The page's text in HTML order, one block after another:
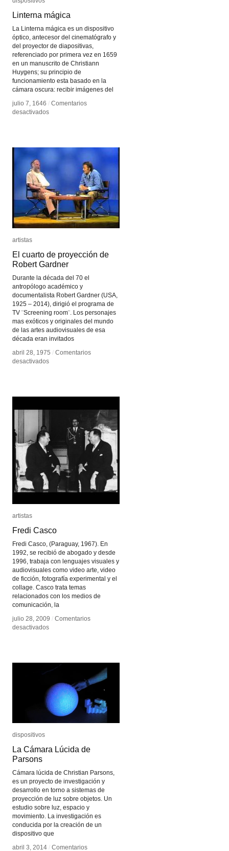
Linterna mágica
La Linterna mágica es un dispositivo
óptico, antecesor del cinematógrafo y
del proyector de diapositivas,
referenciado por primera vez en 1659
en un manuscrito de Christiann
Huygens; su principio de
funcionamiento esta basado en la
cámara oscura: recibir imágenes del
julio 7, 1646 / Comentarios
desactivadosen
Linterna mágica
julio 7, 1646 / Comentarios
desactivadosen
artistas
El cuarto de proyección de
Robert Gardner
Durante la década del 70 el
antropólogo académico y
documentalista Robert Gardner (USA,
1925 – 2014), dirigió el programa de
TV ¨Screening room¨. Los personajes
mas exóticos y originales del mundo
de las artes audiovisuales de esa
década eran invitados
abril 28, 1975 / Comentarios
desactivadosen
proyección
artistas
El cuarto de proyección de
Robert Gardner
abril 28, 1975 / Comentarios
desactivadosen
proyección
artistas
Fredi Casco
Fredi Casco, (Paraguay, 1967). En
1992, se recibió de abogado y desde
1996, trabaja con lenguajes visuales y
audiovisuales como video arte, video
de ficción, fotografía experimental y el
collage. Casco trata temas
relacionados con los medios de
comunicación, la
julio 28, 2009 / Comentarios
desactivadosen
artistas
Fredi Casco
julio 28, 2009 / Comentarios
desactivadosen
dispositivos
La Cámara Lúcida de
Parsons
Cámara lúcida de Christian Parsons,
es un proyecto de investigación y
desarrollo en torno a sistemas de
proyección de luz sobre objetos. Un
estudio sobre luz, espacio y
movimiento. La investigación es
conducida por la creación de un
dispositivo que
abril 3, 2014 / Comentarios
dispositivos
La Cámara Lúcida de
Parsons
abril 3, 2014 / Comentarios